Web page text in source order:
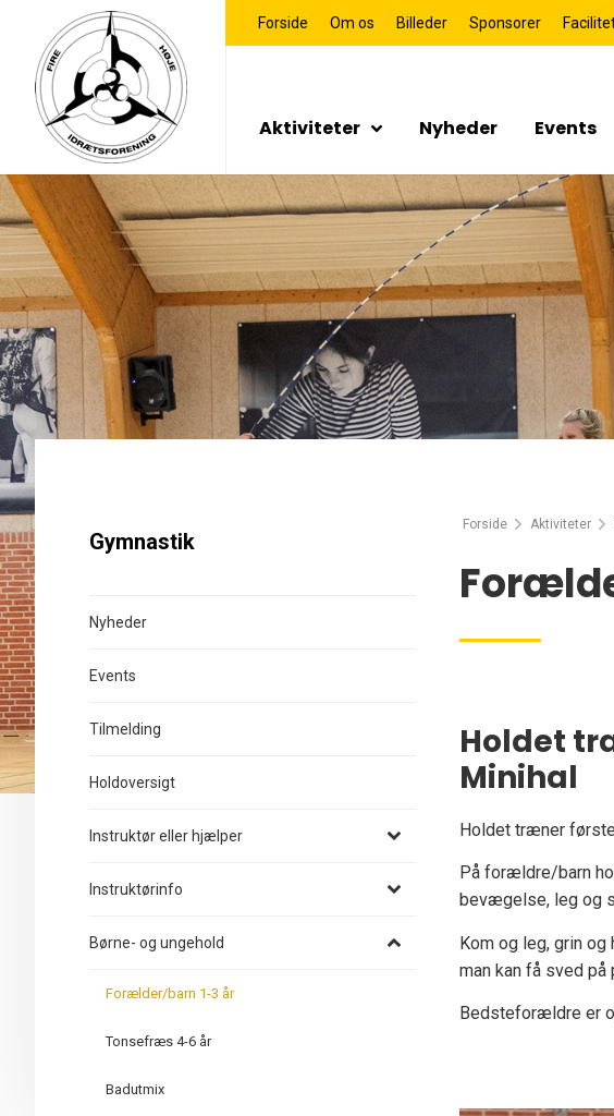
Forside Om os Billeder Sponsorer
Aktiviteter Nyheder Events
Forside Aktiviteter
Holdet
Minihal
Holdet træner
På forældre/barn
bevægelse, leg og
Kom og leg, grin
man kan få sved på
Bedsteforældre er
Gymnastik
Nyheder
Events
Tilmelding
Holdoversigt
Instruktør eller hjælper
Instruktørinfo
Børne- og ungehold
Forælder/barn 1-3 år
Tonsefræs 4-6 år
Badutmix